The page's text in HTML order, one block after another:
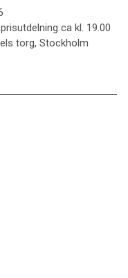
ca kl. 19.00
torg, Stockholm